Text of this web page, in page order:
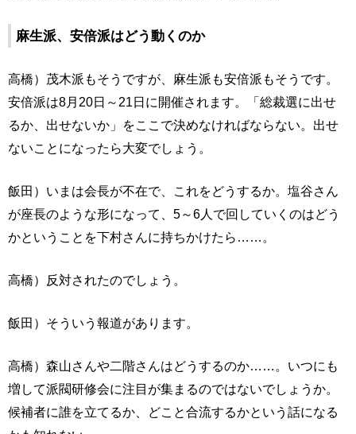
麻生派、安倍派はどう動くのか
高橋）茂木派もそうですが、麻生派も安倍派もそうです。
安倍派は8月20日～21日に開催されます。「総裁選に出せ
るか、出せないか」をここで決めなければならない。出せ
ないことになったら大変でしょう。
飯田）いまは会長が不在で、これをどうするか。塩谷さん
が座長のような形になって、5～6人で回していくのはどう
かということを下村さんに持ちかけたら……。
高橋）反対されたのでしょう。
飯田）そういう報道があります。
高橋）森山さんや二階さんはどうするのか……。いつにも
増して派閥研修会に注目が集まるのではないでしょうか。
候補者に誰を立てるか、どこと合流するかという話になる